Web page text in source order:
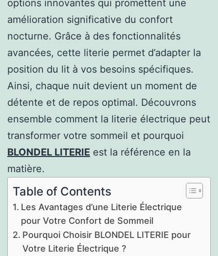
options innovantes qui promettent une
amélioration significative du confort
nocturne. Grâce à des fonctionnalités
avancées, cette literie permet d’adapter la
position du lit à vos besoins spécifiques.
Ainsi, chaque nuit devient un moment de
détente et de repos optimal. Découvrons
ensemble comment la literie électrique peut
transformer votre sommeil et pourquoi
BLONDEL LITERIE est la référence en la
matière.
Table of Contents
Les Avantages d’une Literie Électrique
pour Votre Confort de Sommeil
Pourquoi Choisir BLONDEL LITERIE pour
Votre Literie Électrique ?